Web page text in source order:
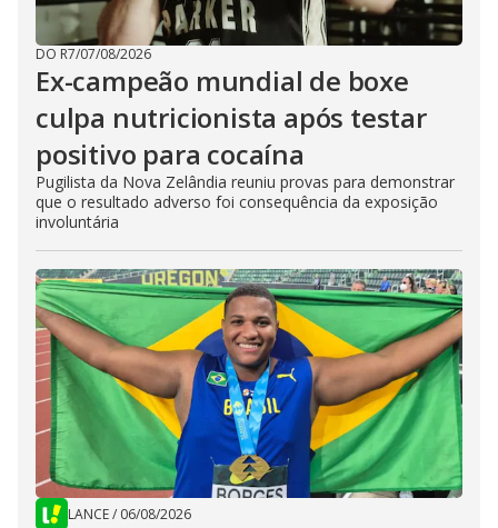
DO R7/07/08/2026
Ex-campeão mundial de boxe
culpa nutricionista após testar
positivo para cocaína
Pugilista da Nova Zelândia reuniu provas para demonstrar
que o resultado adverso foi consequência da exposição
involuntária
LANCE/ 06/08/2026